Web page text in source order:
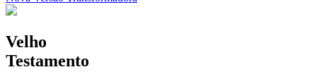
Velho
Testamento